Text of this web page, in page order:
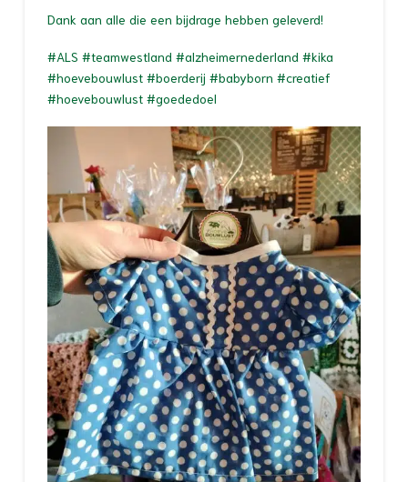
Dank aan alle die een bijdrage hebben geleverd!
#ALS #teamwestland #alzheimernederland #kika
#hoevebouwlust #boerderij #babyborn #creatief
#hoevebouwlust #goededoel